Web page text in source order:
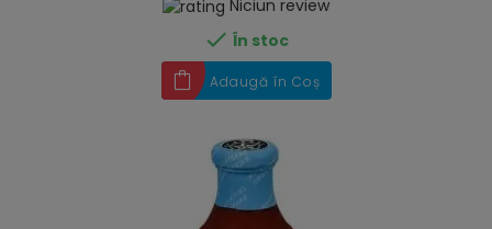
Niciun review
 În stoc
Adaugă în Coș